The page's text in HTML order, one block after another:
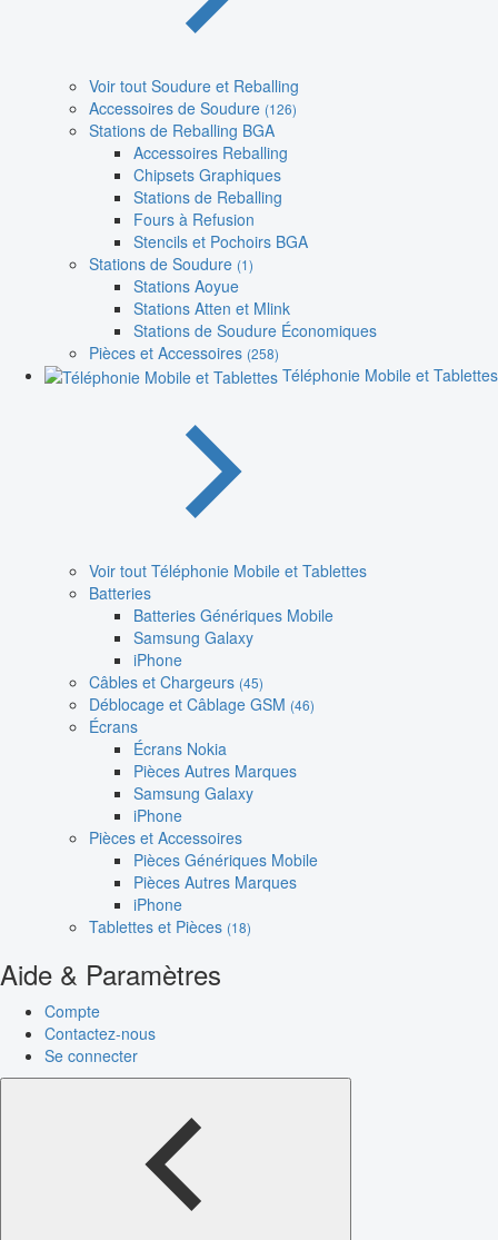
Voir tout Soudure et Reballing
Accessoires de Soudure (126)
Stations de Reballing BGA
Accessoires Reballing
Chipsets Graphiques
Stations de Reballing
Fours à Refusion
Stencils et Pochoirs BGA
Stations de Soudure (1)
Stations Aoyue
Stations Atten et Mlink
Stations de Soudure Économiques
Pièces et Accessoires (258)
Téléphonie Mobile et Tablettes
Voir tout Téléphonie Mobile et Tablettes
Batteries
Batteries Génériques Mobile
Samsung Galaxy
iPhone
Câbles et Chargeurs (45)
Déblocage et Câblage GSM (46)
Écrans
Écrans Nokia
Pièces Autres Marques
Samsung Galaxy
iPhone
Pièces et Accessoires
Pièces Génériques Mobile
Pièces Autres Marques
iPhone
Tablettes et Pièces (18)
Aide & Paramètres
Compte
Contactez-nous
Se connecter